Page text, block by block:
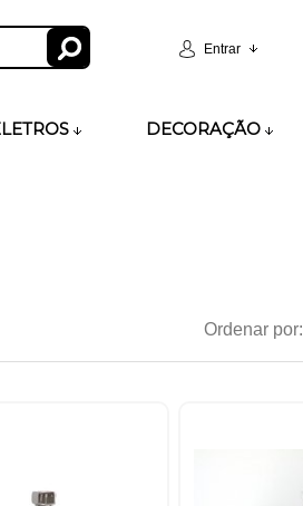
Entrar
DECORAÇÃO
Ordenar por: